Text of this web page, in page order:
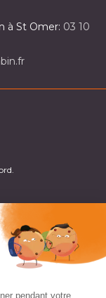
pendant votre
à St Omer: 03 10